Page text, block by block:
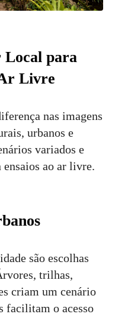
Local para
Livre
nas imagens
urbanos e
variados e
ao ar livre.
são escolhas
trilhas,
criam um cenário
facilitam o acesso